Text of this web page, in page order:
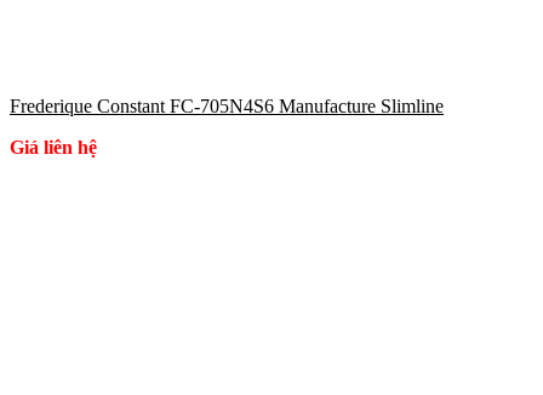
Frederique Constant FC-705N4S6 Manufacture Slimline
Giá liên hệ